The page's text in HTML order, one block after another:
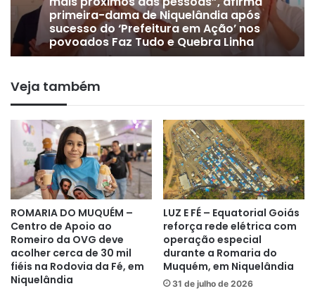
primeira-dama de Niquelândia após
sucesso do ‘Prefeitura em Ação’ nos
povoados Faz Tudo e Quebra Linha
Veja também
ROMARIA DO MUQUÉM –
Centro de Apoio ao
Romeiro da OVG deve
acolher cerca de 30 mil
fiéis na Rodovia da Fé, em
Niquelândia
LUZ E FÉ – Equatorial Goiás
reforça rede elétrica com
operação especial
durante a Romaria do
Muquém, em Niquelândia
31 de julho de 2026